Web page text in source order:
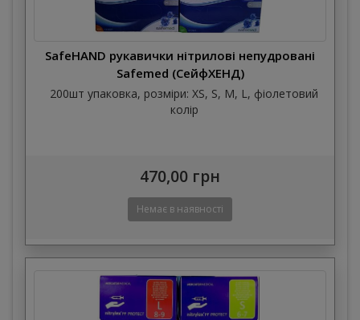
SafeHAND рукавички нітрилові непудровані
Safemed (СейфХЕНД)
200шт упаковка, розміри: XS, S, M, L, фіолетовий
колір
470,00 грн